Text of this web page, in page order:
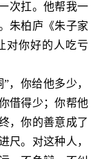
次扛。他帮我一
朱柏庐《朱子家
对你好的人吃亏
，你给他多少，
借得少；你帮他
，你的善意成了
尺。对这种人，